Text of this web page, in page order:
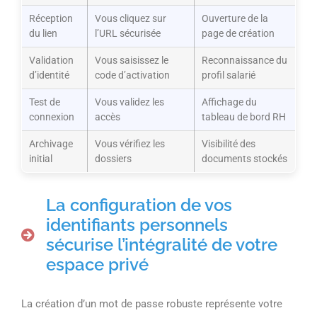
Réception
du lien
Vous cliquez sur
l’URL sécurisée
Ouverture de la
page de création
Validation
d’identité
Vous saisissez le
code d’activation
Reconnaissance du
profil salarié
Test de
connexion
Vous validez les
accès
Affichage du
tableau de bord RH
Archivage
initial
Vous vérifiez les
dossiers
Visibilité des
documents stockés
La configuration de vos
identifiants personnels
sécurise l’intégralité de votre
espace privé
La création d’un mot de passe robuste représente votre